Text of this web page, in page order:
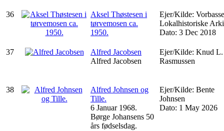
36
Aksel Thøstesen i
tørvemosen ca.
1950.
Ejer/Kilde: Vorbasse
Lokalhistoriske
Dato: 3 Dec 2018
37
Alfred Jacobsen
Alfred Jacobsen
Ejer/Kilde: Knud L.
Rasmussen
38
Alfred Johnsen og
Tille.
6 Januar 1968.
Børge Johansens 50
års fødselsdag.
Ejer/Kilde: Bente
Johnsen
Dato: 1 May 2026